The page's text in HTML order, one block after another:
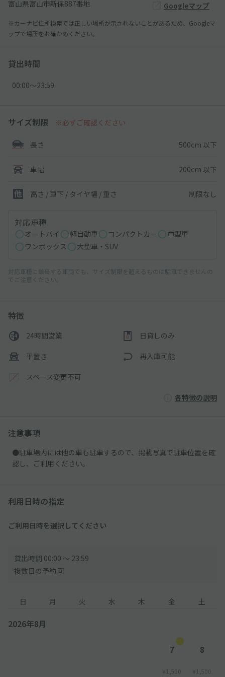
富山県富山市新保887番地 Googleマップ
※カーナビ住所検索では正しい場所が示されないことがあるため、Googleマ
ップで場所をお確かめください。
貸出時間
00:00〜23:59
サイズ制限 ※必ずご確認ください
長さ 500cm 以下
車幅 200cm 以下
高さ / 車下 / タイヤ幅 / 重さ 制限なし
対応車種
オートバイ 軽自動車 コンパクトカー
中型車
ワンボックス
大型車・SUV
対応車種に該当する車両でも、サイズ制限を超えるものは駐車できませんの
でご注意ください。
特徴
24時間営業 日貸しのみ
平置き 再入庫可能
スペース変更不可
各特徴の説明
注意事項
●駐車場内には他の車も駐車するので、掲載写真で駐車位置を確
認し、ご利用ください。
利用日時の指定
ご利用日時を選択してください
貸出時間 00:00 〜 23:59
複数日の予約 可
日 月 火 水 木 金 土
2026年8月
7
¥1,500
8
¥1,500